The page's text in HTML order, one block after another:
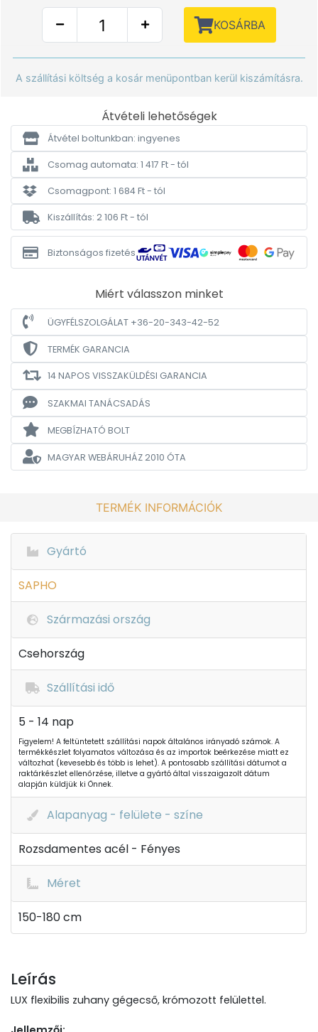
KOSÁRBA
A szállítási költség a kosár menüpontban kerül kiszámításra.
Átvételi lehetőségek
Átvétel boltunkban: ingyenes
Csomag automata: 1 417 Ft - tól
Csomagpont: 1 684 Ft - tól
Kiszállítás: 2 106 Ft - tól
Biztonságos fizetés
Miért válasszon minket
ÜGYFÉLSZOLGÁLAT +36-20-343-42-52
TERMÉK GARANCIA
14 NAPOS VISSZAKÜLDÉSI GARANCIA
SZAKMAI TANÁCSADÁS
MEGBÍZHATÓ BOLT
MAGYAR WEBÁRUHÁZ2010 ÓTA
TERMÉK INFORMÁCIÓK
Gyártó
SAPHO
Származási ország
Csehország
Szállítási idő
5 - 14 nap
Figyelem! A feltüntetett szállítási napok általános irányadó számok. A
termékkészlet folyamatos változása és az importok beérkezése miatt ez
változhat (kevesebb és több is lehet). A pontosabb szállítási dátumot a
raktárkészlet ellenőrzése, illetve a gyártó által visszaigazolt dátum
alapján küldjük ki Önnek.
Alapanyag - felülete - színe
Rozsdamentes acél - Fényes
Méret
150-180 cm
Leírás
LUX flexibilis zuhany gégecső, krómozott felülettel.